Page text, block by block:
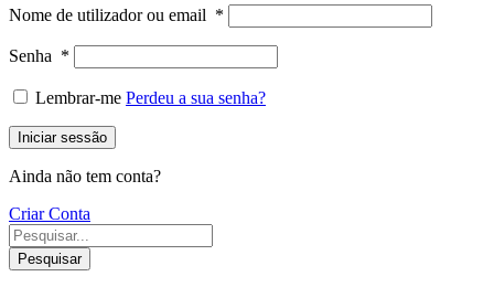
Nome de utilizador ou email *
Senha *
Lembrar-me Perdeu a sua senha?
Iniciar sessão
Ainda não tem conta?
Criar Conta
Pesquisar